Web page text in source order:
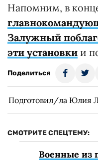
Напомним, в
Залужный
эти установки и
Поделиться
Подготовил/ла Юлия
СМОТРИТЕ СПЕЦТЕМУ:
Военные из